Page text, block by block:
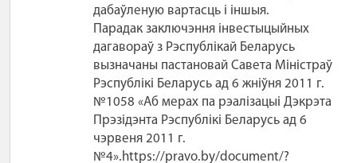
дабаўленую вартасць і іншыя.
Парадак заключэння інвестыцыйных
дагавораў з Рэспублікай Беларусь
вызначаны пастановай Савета Міністраў
Рэспублікі Беларусь ад 6 жніўня 2011 г.
№1058 «Аб мерах па рэалізацыі Дэкрэта
Прэзідэнта Рэспублікі Беларусь ад 6
чэрвеня 2011 г.
№4».https://pravo.by/document/?